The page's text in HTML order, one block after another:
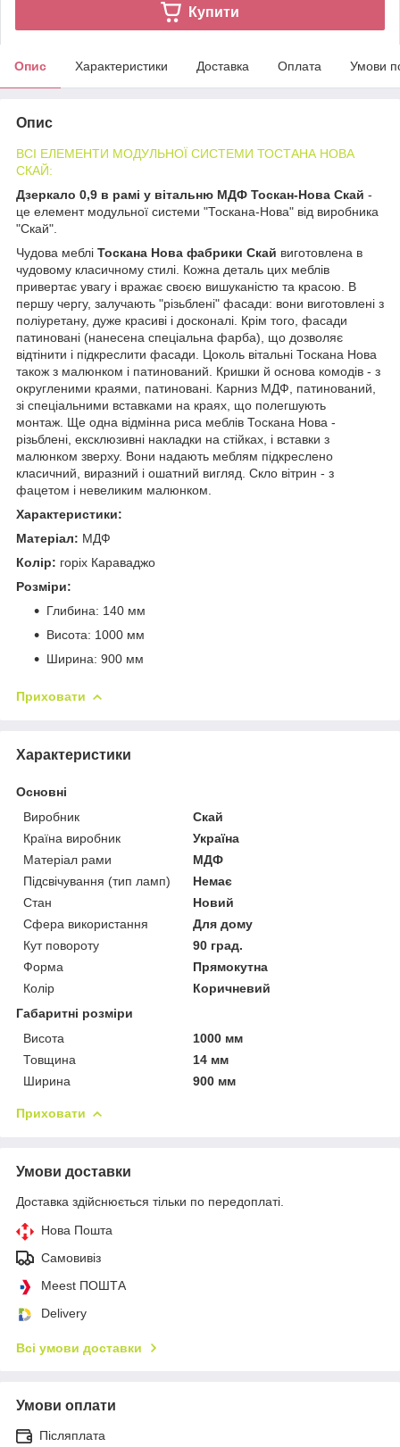
Купити
Опис Характеристики Доставка Оплата Умови
Опис
ВСІ ЕЛЕМЕНТИ МОДУЛЬНОЇ СИСТЕМИ ТОСТАНА НОВА
СКАЙ:
Дзеркало 0,9 в рамі у вітальню МДФ Тоскан-Нова Скай -
це елемент модульної системи "Тоскана-Нова" від виробника
"Скай".
Чудова меблі Тоскана Нова фабрики Скай виготовлена в
чудовому класичному стилі. Кожна деталь цих меблів
привертає увагу і вражає своєю вишуканістю та красою. В
першу чергу, залучають "різьблені" фасади: вони виготовлені з
поліуретану, дуже красиві і досконалі. Крім того, фасади
патиновані (нанесена спеціальна фарба), що дозволяє
відтінити і підкреслити фасади. Цоколь вітальні Тоскана Нова
також з малюнком і патинований. Кришки й основа комодів - з
округленими краями, патиновані. Карниз МДФ, патинований,
зі спеціальними вставками на краях, що полегшують
монтаж. Ще одна відмінна риса меблів Тоскана Нова -
різьблені, ексклюзивні накладки на стійках, і вставки з
малюнком зверху. Вони надають меблям підкреслено
класичний, виразний і ошатний вигляд. Скло вітрин - з
фацетом і невеликим малюнком.
Характеристики:
Матеріал: МДФ
Колір: горіх Караваджо
Розміри:
Глибина: 140 мм
Висота: 1000 мм
Ширина: 900 мм
Приховати
Характеристики
Основні
Виробник
Скай
Країна виробник
Україна
Матеріал рами
МДФ
Підсвічування (тип ламп)
Немає
Стан
Новий
Сфера використання
Для дому
Кут повороту
90 град.
Форма
Прямокутна
Колір
Коричневий
Габаритні розміри
Висота
1000 мм
Товщина
14 мм
Ширина
900 мм
Приховати
Умови доставки
Доставка здійснюється тільки по передоплаті.
Нова Пошта
Самовивіз
Meest ПОШТА
Delivery
Всі умови доставки
Умови оплати
Післяплата